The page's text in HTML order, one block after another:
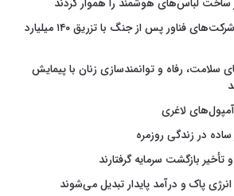
ساخت لباس‌های هوشمند را هموار کردند
مهار موج تعدیل نیروی شرکت‌های فناور پس از جنگ با تزریق ۱۴۰ میلیارد
رفاه و توانمندسازی زنان با پیمایش
لاغری
ساده در زندگی روزمره
تأخیر بازگشت سرمایه گرفتارند
پاک و درآمد پایدار تبدیل می‌شوند